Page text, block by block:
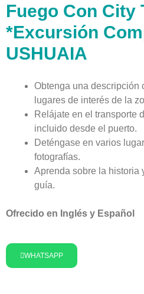
Fuego Con City
*Excursión
USHUAIA
Obtenga una descripción
lugares de interés de la
Relájate en el transporte
incluido desde el puerto.
Deténgase en varios
fotografías.
Aprenda sobre la historia
guía.
Ofrecido en Inglés y Español
WHATSAPP